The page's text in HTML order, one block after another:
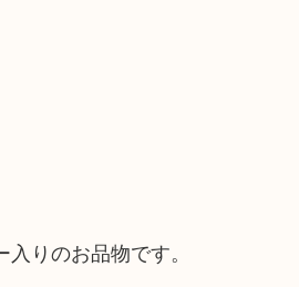
りのお品物です。